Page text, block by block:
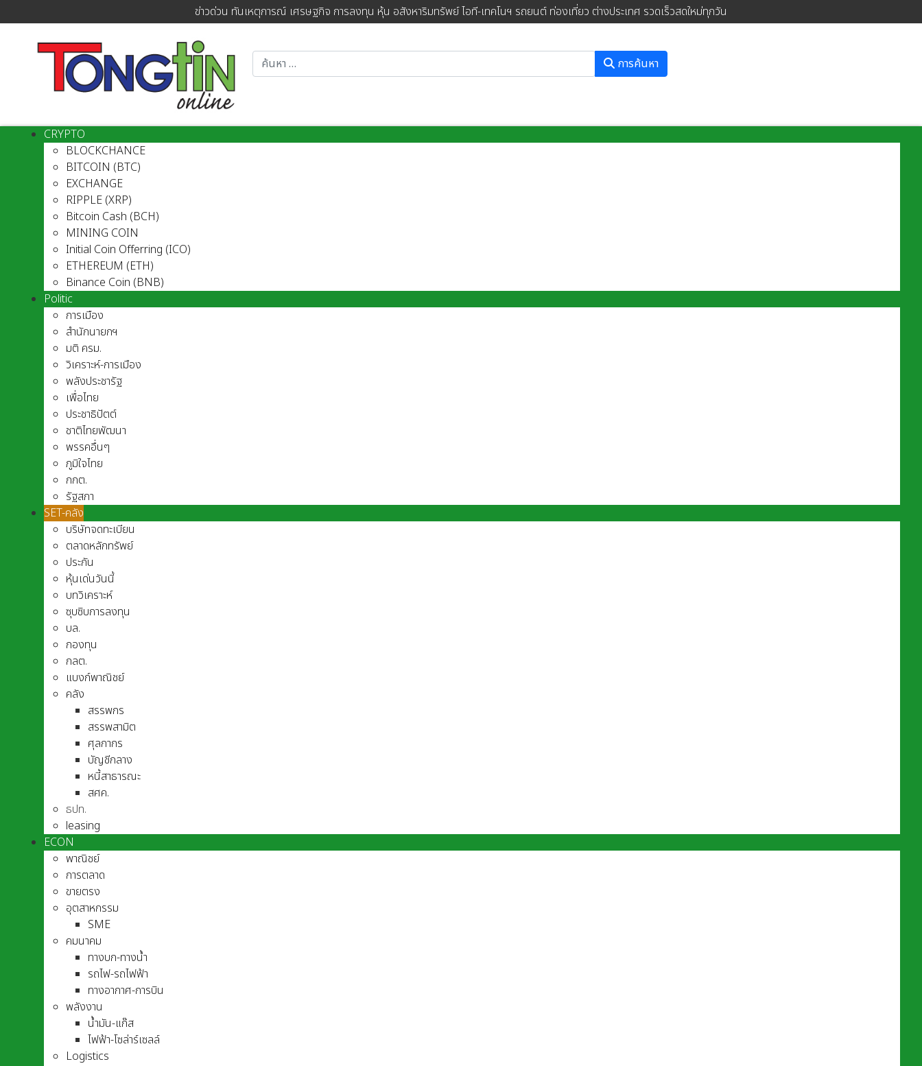
ข่าวด่วน ทันเหตุการณ์ เศรษฐกิจ การลงทุน หุ้น อสังหาริมทรัพย์ ไอที-เทคโนฯ รถยนต์ ท่องเที่ยว ต่างประเทศ รวดเร็วสดใหม่ทุกวัน
การค้นหา
CRYPTO
BLOCKCHANCE
BITCOIN (BTC)
EXCHANGE
RIPPLE (XRP)
Bitcoin Cash (BCH)
MINING COIN
Initial Coin Offerring (ICO)
ETHEREUM (ETH)
Binance Coin (BNB)
Politic
การเมือง
สำนักนายกฯ
มติ ครม.
วิเคราะห์-การเมือง
พลังประชารัฐ
เพื่อไทย
ประชาธิปัตต์
ชาติไทยพัฒนา
พรรคอื่นๆ
ภูมิใจไทย
กกต.
รัฐสภา
SET-คลัง
บริษัทจดทะเบียน
ตลาดหลักทรัพย์
ประกัน
หุ้นเด่นวันนี้
บทวิเคราะห์
ซุบซิบการลงทุน
บล.
กองทุน
กลต.
แบงก์พาณิชย์
คลัง
สรรพกร
สรรพสามิต
ศุลกากร
บัญชีกลาง
หนี้สาธารณะ
สศค.
ธปท.
leasing
ECON
พาณิชย์
การตลาด
ขายตรง
อุตสาหกรรม
SME
คมนาคม
ทางบก-ทางน้ำ
รถไฟ-รถไฟฟ้า
ทางอากาศ-การบิน
พลังงาน
น้ำมัน-แก๊ส
ไฟฟ้า-โซล่าร์เซลล์
Logistics